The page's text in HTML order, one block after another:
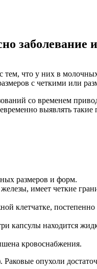
заболевание
тем, что у них в
с четкими или
со временем
выявлять
размеров и форм.
имеет четкие
клетчатке,
капсулы находится
кровоснабжения.
опухоли